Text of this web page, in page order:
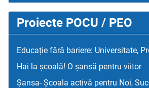
Proiecte POCU / PEO
Educație fără bariere: Universitate,
Hai la școală! O șansă pentru viitor
Șansa- Școala activă pentru Noi,